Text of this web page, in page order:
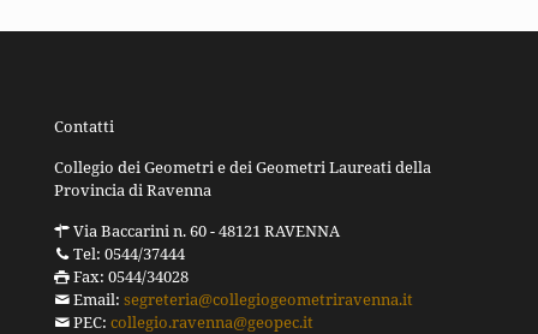
Contatti
Collegio dei Geometri e dei Geometri Laureati della
Provincia di Ravenna
Via Baccarini n. 60 - 48121 RAVENNA
Tel: 0544/37444
Fax: 0544/34028
Email: segreteria@collegiogeometriravenna.it
PEC: collegio.ravenna@geopec.it